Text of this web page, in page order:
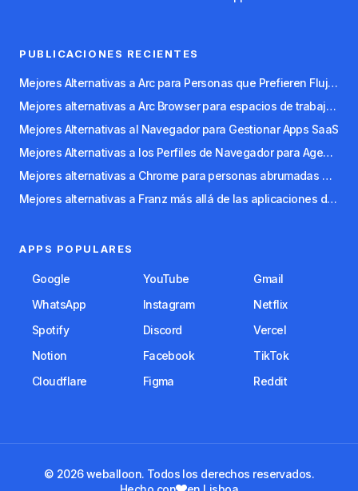
PUBLICACIONES RECIENTES
Mejores Alternativas a Arc para Personas que Prefieren Flujos de Trabajo con Teclado
Mejores alternativas a Arc Browser para espacios de trabajo organizados
Mejores Alternativas al Navegador para Gestionar Apps SaaS
Mejores Alternativas a los Perfiles de Navegador para Agencias y Freelancers
Mejores alternativas a Chrome para personas abrumadas por las pestañas
Mejores alternativas a Franz más allá de las aplicaciones de mensajería
APPS POPULARES
Google YouTube
Gmail
WhatsApp
Instagram
Netflix
Spotify
Discord
Vercel
Notion
Facebook
TikTok
Cloudflare
Figma Reddit
© 2026 weballoon. Todos los derechos reservados.